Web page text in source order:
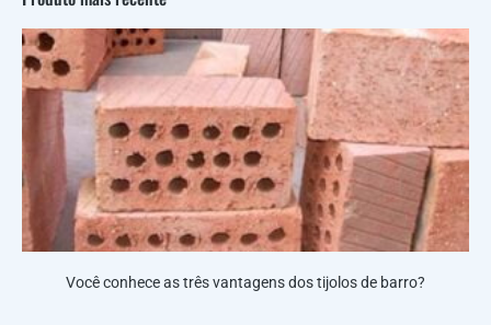
Você conhece as três vantagens dos tijolos de barro?